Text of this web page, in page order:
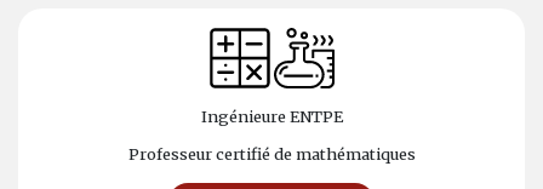
Ingénieure ENTPE
Professeur certifié de mathématiques